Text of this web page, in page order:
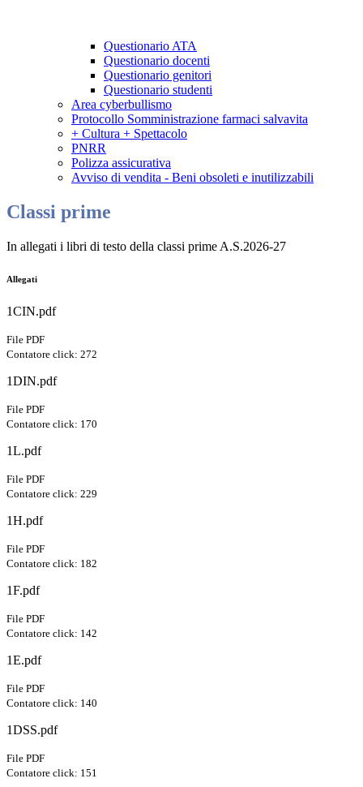
Questionario ATA
Questionario docenti
Questionario genitori
Questionario studenti
Area cyberbullismo
Protocollo Somministrazione farmaci salvavita
+ Cultura + Spettacolo
PNRR
Polizza assicurativa
Avviso di vendita - Beni obsoleti e inutilizzabili
Classi prime
In allegati i libri di testo della classi prime A.S.2026-27
Allegati
1CIN.pdf
File PDF
Contatore click: 272
1DIN.pdf
File PDF
Contatore click: 170
1L.pdf
File PDF
Contatore click: 229
1H.pdf
File PDF
Contatore click: 182
1F.pdf
File PDF
Contatore click: 142
1E.pdf
File PDF
Contatore click: 140
1DSS.pdf
File PDF
Contatore click: 151